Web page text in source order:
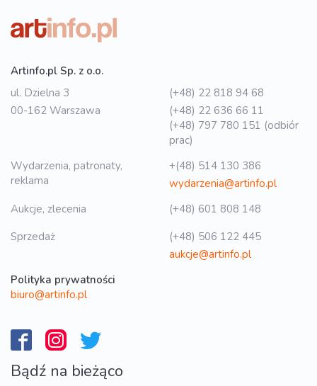
Artinfo.pl Sp. z o.o.
ul. Dzielna 3
00-162 Warszawa
(+48) 22 818 94 68
(+48) 22 636 66 11
(+48) 797 780 151 (odbiór
prac)
Wydarzenia, patronaty,
reklama
+(48) 514 130 386
wydarzenia@artinfo.pl
Aukcje, zlecenia
(+48) 601 808 148
Sprzedaż
(+48) 506 122 445
aukcje@artinfo.pl
Polityka prywatności
biuro@artinfo.pl
Bądź na bieżąco